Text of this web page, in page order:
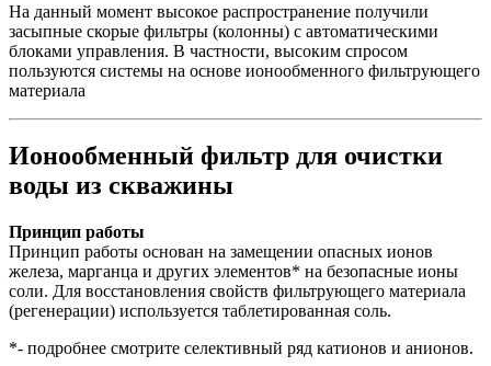
На данный момент высокое распространение получили
засыпные скорые фильтры (колонны) с автоматическими
блоками управления. В частности, высоким спросом
пользуются системы на основе ионообменного фильтрующего
материала
Ионообменный фильтр для очистки
воды из скважины
Принцип работы
Принцип работы основан на замещении опасных ионов
железа, марганца и других элементов* на безопасные ионы
соли. Для восстановления свойств фильтрующего материала
(регенерации) используется таблетированная соль.
*- подробнее смотрите селективный ряд катионов и анионов.